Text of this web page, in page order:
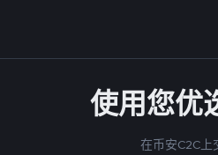
使用您优
在币安C2C上